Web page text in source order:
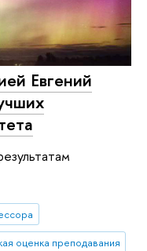
Евгений
оценка преподавания